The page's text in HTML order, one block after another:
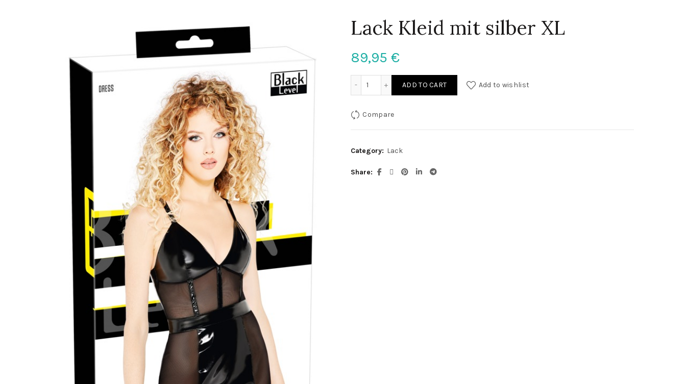
Lack Kleid mit silber XL
89,95 €
Lack Kleid mit silber XL quantity
ADD TO CART Add to wishlist
Compare
Category: Lack
Share